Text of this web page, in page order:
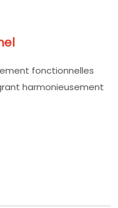
fonctionnelles
harmonieusement